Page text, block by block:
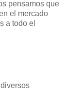
pensamos que
el mercado
a todo el